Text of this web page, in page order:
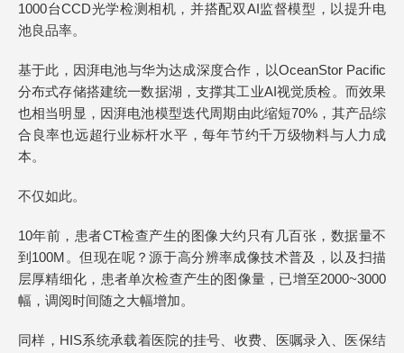
1000台CCD光学检测相机，并搭配双AI监督模型，以提升电
池良品率。
基于此，因湃电池与华为达成深度合作，以OceanStor Pacific
分布式存储搭建统一数据湖，支撑其工业AI视觉质检。而效果
也相当明显，因湃电池模型迭代周期由此缩短70%，其产品综
合良率也远超行业标杆水平，每年节约千万级物料与人力成
本。
不仅如此。
10年前，患者CT检查产生的图像大约只有几百张，数据量不
到100M。但现在呢？源于‌高分辨率成像技术普及，以及‌扫描
层厚精细化‌，患者单次检查产生的图像量，已增至‌2000~3000
幅‌，调阅时间随之大幅增加。
同样，HIS系统承载着医院的挂号、收费、医嘱录入、医保结